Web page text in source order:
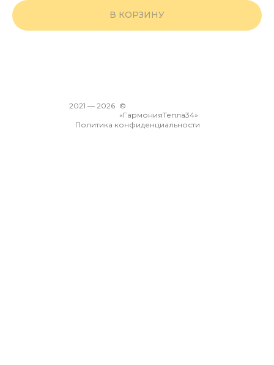
В КОРЗИНУ
Политика конфиденциальности
©
«ГармонияТепла34»
2026
2021 —